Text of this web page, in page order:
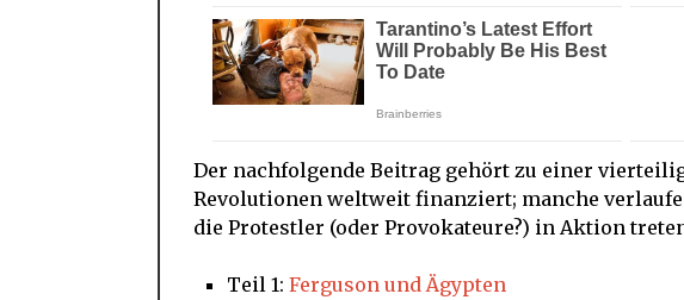
Der nachfolgende Beitrag gehört zu einer
Revolutionen weltweit finanziert; manche
die Protestler (oder Provokateure?) in Aktion
Teil 1: Ferguson und Ägypten